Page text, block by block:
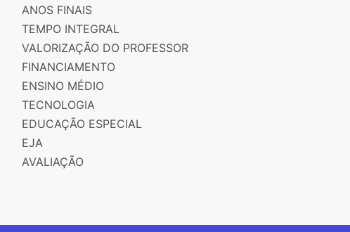
ANOS FINAIS
TEMPO INTEGRAL
VALORIZAÇÃO DO PROFESSOR
FINANCIAMENTO
ENSINO MÉDIO
TECNOLOGIA
EDUCAÇÃO ESPECIAL
EJA
AVALIAÇÃO